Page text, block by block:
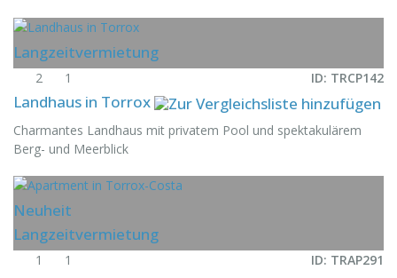
Langzeitvermietung
2 1 ID: TRCP142
Landhaus in Torrox
Charmantes Landhaus mit privatem Pool und spektakulärem
Berg- und Meerblick
Neuheit
Langzeitvermietung
1 1 ID: TRAP291